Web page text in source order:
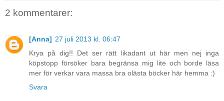
2 kommentarer:
[Anna] 27 juli 2013 kl. 06:47
Krya på dig!! Det ser rätt likadant ut här men nej inga
köpstopp försöker bara begränsa mig lite och borde läsa
mer för verkar vara massa bra olästa böcker här hemma :)
Svara